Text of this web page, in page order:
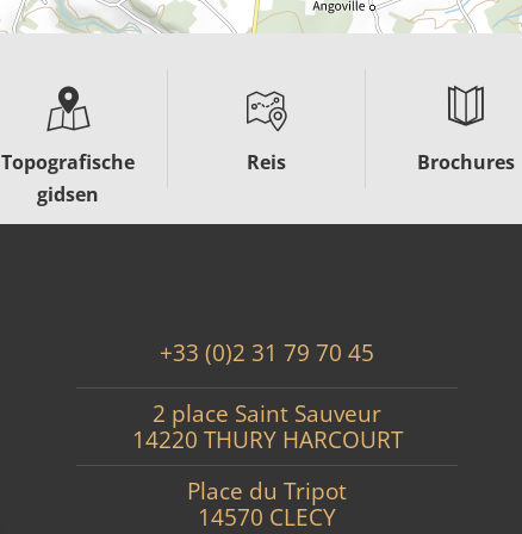
Topografische
gidsen
Reis Brochures
+33 (0)2 31 79 70 45
2 place Saint Sauveur
14220 THURY HARCOURT
Place du Tripot
14570 CLECY